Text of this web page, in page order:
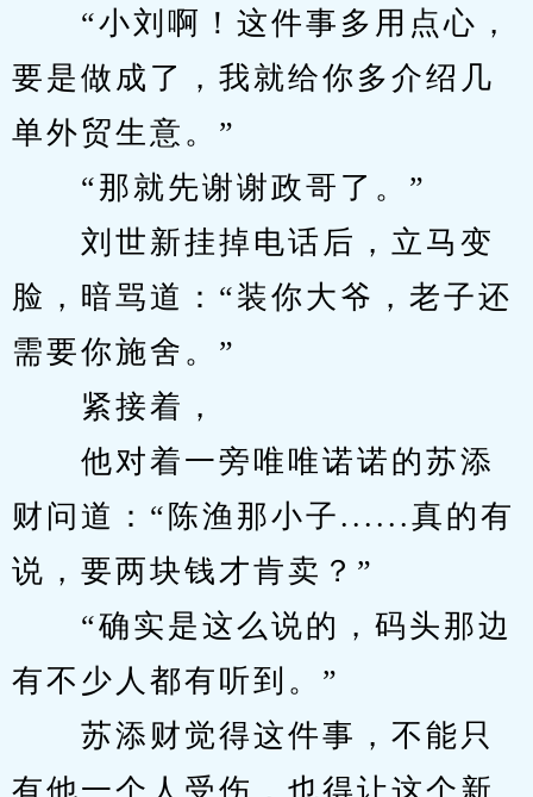
“小刘啊！这件事多用点心，
要是做成了，我就给你多介绍几
单外贸生意。”
“那就先谢谢政哥了。”
刘世新挂掉电话后，立马变
脸，暗骂道：“装你大爷，老子还
需要你施舍。”
紧接着，
他对着一旁唯唯诺诺的苏添
财问道：“陈渔那小子......真的有
说，要两块钱才肯卖？”
“确实是这么说的，码头那边
有不少人都有听到。”
苏添财觉得这件事，不能只